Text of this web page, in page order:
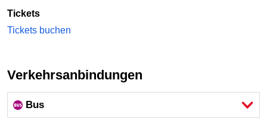
Tickets
Tickets buchen
Verkehrsanbindungen
Bus